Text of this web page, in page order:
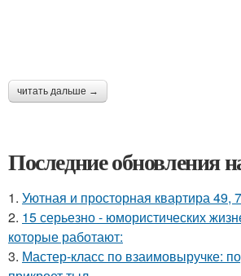
читать дальше →
Последние обновления
1. Уютная и просторная квартира 49,
2. 15 серьезно - юмористических
которые работают:
3. Мастер-класс по взаимовыручке: